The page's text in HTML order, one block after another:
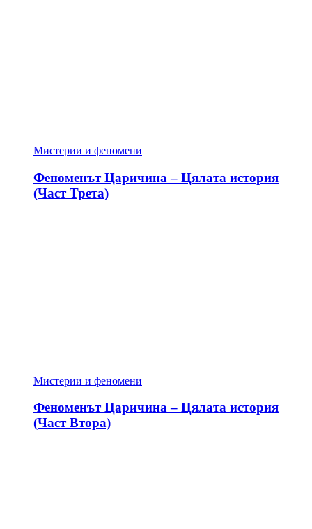
Мистерии и феномени
Феноменът Царичина – Цялата история
(Част Трета)
Мистерии и феномени
Феноменът Царичина – Цялата история
(Част Втора)